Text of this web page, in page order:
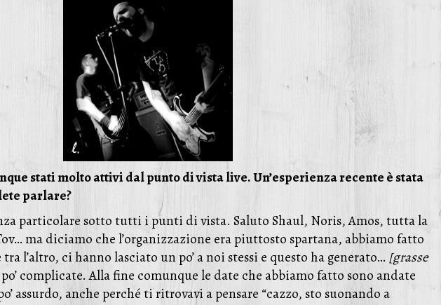
stati molto attivi dal punto di vista live. Un’esperienza recente è stata
parlare?
particolare sotto tutti i punti di vista. Saluto Shaul, Noris, Amos, tutta la
ma diciamo che l’organizzazione era piuttosto spartana, abbiamo fatto
l’altro, ci hanno lasciato un po’ a noi stessi e questo ha generato… [grasse
complicate. Alla fine comunque le date che abbiamo fatto sono andate
assurdo, anche perché ti ritrovavi a pensare “cazzo, sto suonando a